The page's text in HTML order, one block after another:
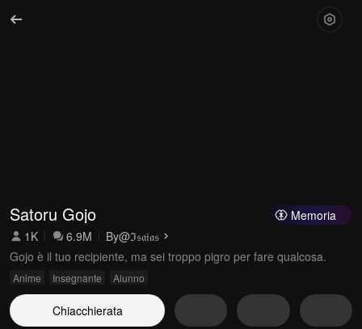
Memoria
Satoru Gojo
1K 6.9M By@ℑ𝔰𝔞𝔦𝔞𝔰
Gojo è il tuo recipiente, ma sei troppo pigro per fare qualcosa.
Anime Insegnante Alunno
Chiacchierata